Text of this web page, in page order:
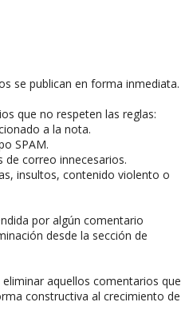
se publican en forma inmediata.
que no respeten las reglas:
a la nota.
SPAM.
de correo innecesarios.
insultos, contenido violento o
por algún comentario
desde la sección de
aquellos comentarios que
constructiva al crecimiento de